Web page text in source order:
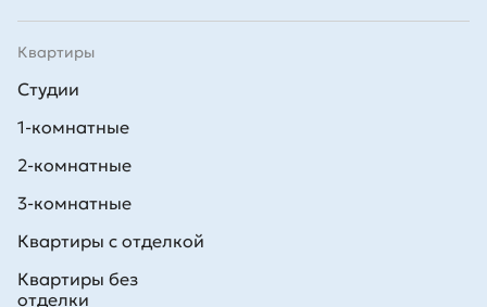
Квартиры
Студии
1-комнатные
2-комнатные
3-комнатные
Квартиры с отделкой
Квартиры без
отделки